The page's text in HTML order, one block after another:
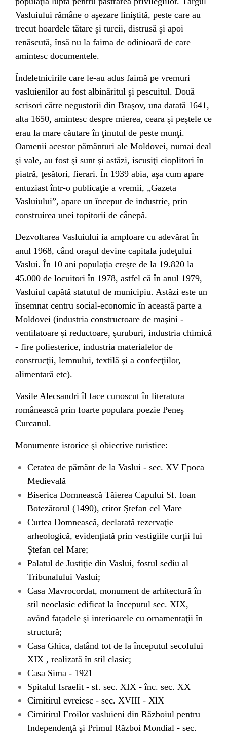
Vasluiului rămâne o aşezare liniştită, peste care au
trecut hoardele tătare şi turcii, distrusă şi apoi
renăscută, însă nu la faima de odinioară de care
amintesc documentele.
Îndeletnicirile care le-au adus faimă pe vremuri
vasluienilor au fost albinăritul şi pescuitul. Două
scrisori către negustorii din Braşov, una datată 1641,
alta 1650, amintesc despre mierea, ceara şi peştele ce
erau la mare căutare în ţinutul de peste munţi.
Oamenii acestor pământuri ale Moldovei, numai deal
şi vale, au fost şi sunt şi astăzi, iscusiţi cioplitori în
piatră, ţesători, fierari. În 1939 abia, aşa cum apare
entuziast într-o publicaţie a vremii, „Gazeta
Vasluiului”, apare un început de industrie, prin
construirea unei topitorii de cânepă.
Dezvoltarea Vasluiului ia amploare cu adevărat în
anul 1968, când oraşul devine capitala judeţului
Vaslui. În 10 ani populaţia creşte de la 19.820 la
45.000 de locuitori în 1978, astfel că în anul 1979,
Vasluiul capătă statutul de municipiu. Astăzi este un
însemnat centru social-economic în această parte a
Moldovei (industria constructoare de maşini -
ventilatoare şi reductoare, şuruburi, industria chimică
- fire poliesterice, industria materialelor de
construcţii, lemnului, textilă şi a confecţiilor,
alimentară etc).
Vasile Alecsandri îl face cunoscut în literatura
românească prin foarte populara poezie Peneş
Curcanul.
Monumente istorice şi obiective turistice:
Cetatea de pământ de la Vaslui - sec. XV Epoca
Medievală
Biserica Domnească Tăierea Capului Sf. Ioan
Botezătorul (1490), ctitor Ştefan cel Mare
Curtea Domnească, declarată rezervaţie
arheologică, evidenţiată prin vestigiile curţii lui
Ştefan cel Mare;
Palatul de Justiţie din Vaslui, fostul sediu al
Tribunalului Vaslui;
Casa Mavrocordat, monument de arhitectură în
stil neoclasic edificat la începutul sec. XIX,
având faţadele şi interioarele cu ornamentaţii în
structură;
Casa Ghica, datând tot de la începutul secolului
XIX , realizată în stil clasic;
Casa Sima - 1921
Spitalul Israelit - sf. sec. XIX - înc. sec. XX
Cimitirul evreiesc - sec. XVIII - XlX
Cimitirul Eroilor vasluieni din Războiul pentru
Independenţă şi Primul Război Mondial - sec.